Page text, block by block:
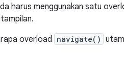
harus menggunakan satu
overload navigate()